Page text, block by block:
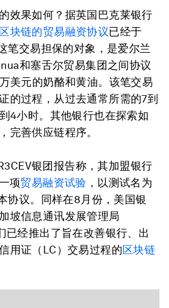
效果如何？据英国巴克莱银行
块链的贸易融资协议已经于
笔交易担保的对象，是爱尔兰
和塞舌尔贸易集团之间协议
美元的奶酪和黄油。该笔交易
的过程，从过去通常所需的7到
4小时。其他银行也在探索如
完善供应链程序。
银团报告称，其加盟银行
项贸易融资试验 ，以测试名为
协议。同样在8月份，美国银
坡信息通讯发展管理局
已经推出了旨在改善银行、出
用证（LC）交易过程的区块链